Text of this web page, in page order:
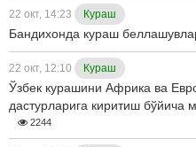
22 окт, 14:23 Кураш
Бандихонда кураш
22 окт, 12:10 Кураш
Ўзбек курашини Африка ва
дастурларига киритиш бўйича
2244